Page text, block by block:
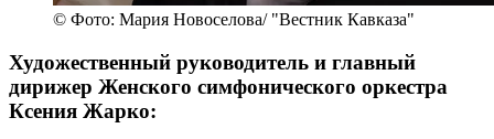
© Фото: Мария Новоселова/ "Вестник Кавказа"
Художественный руководитель и главный
дирижер Женского симфонического оркестра
Ксения Жарко: